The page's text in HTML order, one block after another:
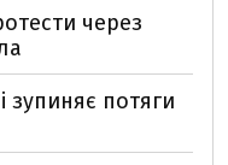
через
зупиняє потяги